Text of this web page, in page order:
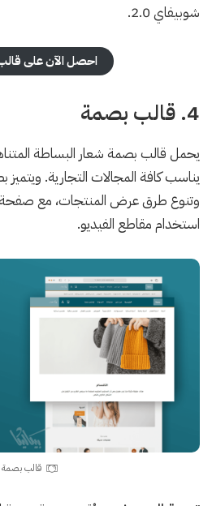
شوبيفاي 2.0.
احصل الآن على
4. قالب بصمة
يحمل قالب بصمة شعار البساطة
يناسب كافة المجالات التجارية.
وتنوع طرق عرض المنتجات، مع
استخدام مقاطع الفيديو.
قالب بصمة